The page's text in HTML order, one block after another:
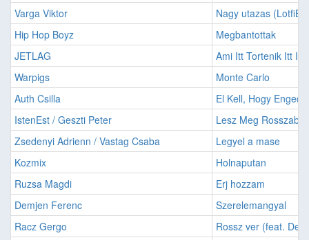
Varga Viktor
Nagy utazas
Hip Hop Boyz
Megbantottak
JETLAG
Ami Itt Tortenik Itt Is
Warpigs
Monte Carlo
Auth Csilla
El Kell, Hogy Engedj
IstenEst / Geszti Peter
Lesz Meg Rosszabb
Zsedenyi Adrienn / Vastag Csaba
Legyel a mase
Kozmix
Holnaputan
Ruzsa Magdi
Erj hozzam
Demjen Ferenc
Szerelemangyal
Racz Gergo
Rossz ver (feat. Der